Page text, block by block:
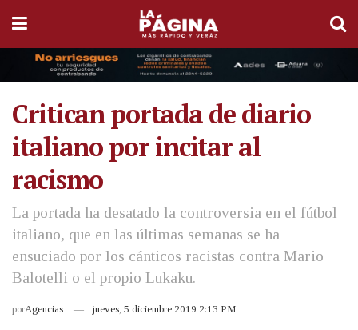
Critican portada de diario
italiano por incitar al
racismo
La portada ha desatado la controversia en el fútbol
italiano, que en las últimas semanas se ha
ensuciado por los cánticos racistas contra Mario
Balotelli o el propio Lukaku.
porAgencias jueves, 5 diciembre 2019 2:13 PM